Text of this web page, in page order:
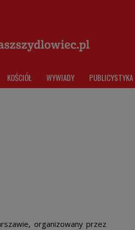
KOŚCIÓŁ WYWIADY PUBLICYSTYKA
organizowany przez